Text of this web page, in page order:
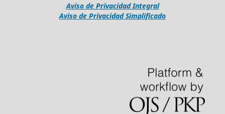
Aviso de Privacidad Integral
Aviso de Privacidad Simplificado